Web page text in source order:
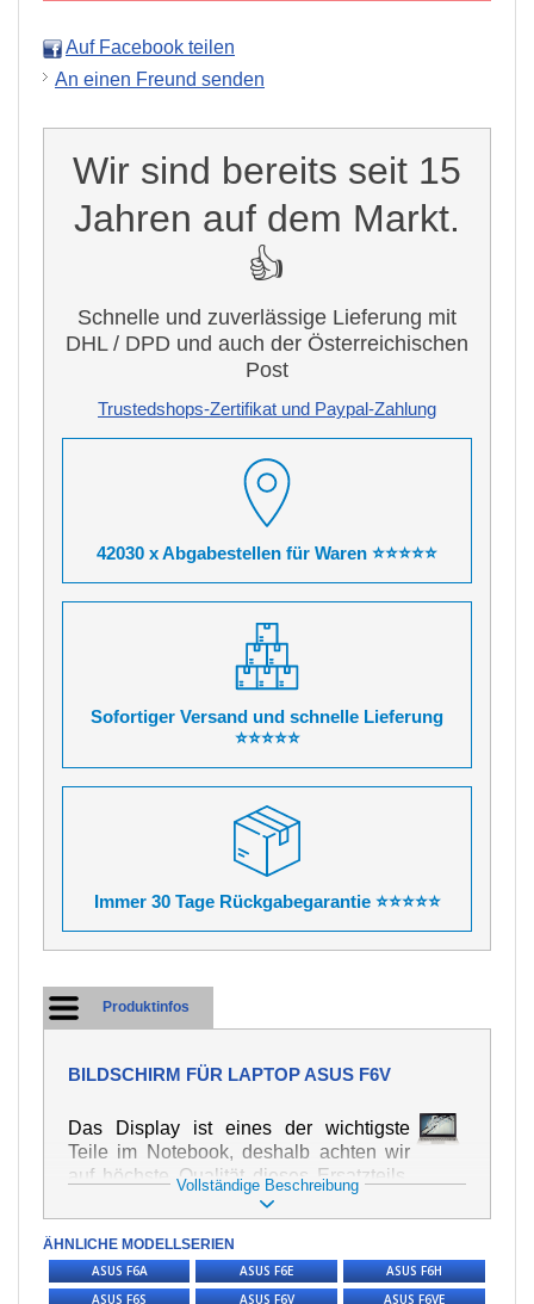
Auf Facebook teilen
An einen Freund senden
Wir sind bereits seit 15
Jahren auf dem Markt.
👍
Schnelle und zuverlässige Lieferung mit
DHL / DPD und auch der Österreichischen
Post
Trustedshops-Zertifikat und Paypal-Zahlung
42030 x Abgabestellen für Waren ⭐⭐⭐⭐⭐
Sofortiger Versand und schnelle Lieferung
⭐⭐⭐⭐⭐
Immer 30 Tage Rückgabegarantie ⭐⭐⭐⭐⭐
Produktinfos
BILDSCHIRM FÜR LAPTOP ASUS F6V
Das Display ist eines der wichtigste
Teile im Notebook, deshalb achten wir
auf höchste Qualität dieses Ersatzteils.
Er dient zur Darstellung von Texten und
Bildern in verschiedener Form. Zu
seiner Beschädigung kommt es sehr
schnell, deshalb ist es wichtig, mit dem
Notebook höchst vorsichtig umzugehen.
Vollständige Beschreibung
ÄHNLICHE MODELLSERIEN
ASUS F6A
ASUS F6E
ASUS F6H
ASUS F6S
ASUS F6V ASUS F6VE